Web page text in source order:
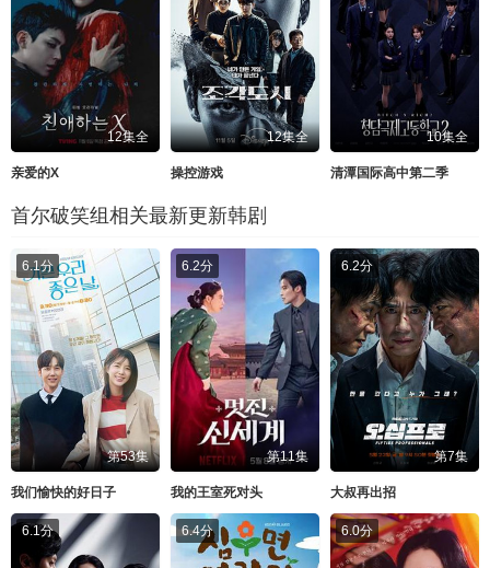
12集全
亲爱的X
12集全
操控游戏
10集全
清潭国际高中第二季
首尔破笑组相关最新更新韩剧
6.1分
第53集
我们愉快的好日子
6.2分
第11集
我的王室死对头
6.2分
第7集
大叔再出招
6.1分 6.4分 6.0分